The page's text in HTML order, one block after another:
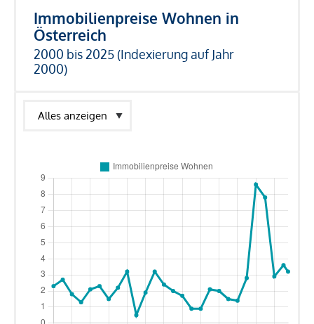
Immobilienpreise Wohnen in
Österreich
2000 bis 2025 (Indexierung auf Jahr
2000)